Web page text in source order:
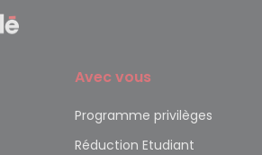
Avec vous
Programme privilèges
Réduction Etudiant